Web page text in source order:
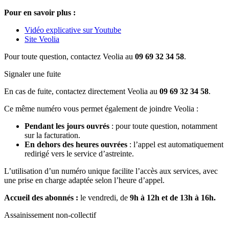
Pour en savoir plus :
Vidéo explicative sur Youtube
Site Veolia
Pour toute question, contactez Veolia au 09 69 32 34 58.
Signaler une fuite
En cas de fuite, contactez directement Veolia au 09 69 32 34 58.
Ce même numéro vous permet également de joindre Veolia :
Pendant les jours ouvrés : pour toute question, notamment
sur la facturation.
En dehors des heures ouvrées : l’appel est automatiquement
redirigé vers le service d’astreinte.
L’utilisation d’un numéro unique facilite l’accès aux services, avec
une prise en charge adaptée selon l’heure d’appel.
Accueil des abonnés : le vendredi, de 9h à 12h et de 13h à 16h.
Assainissement non-collectif